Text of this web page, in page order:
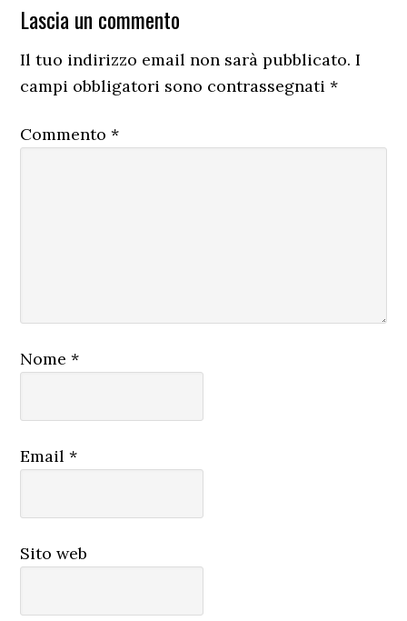
Haring
Interazioni
del
lettore
Lascia un commento
Il tuo indirizzo email non sarà pubblicato. I
campi obbligatori sono contrassegnati*
Commento*
Nome*
Email*
Sito web